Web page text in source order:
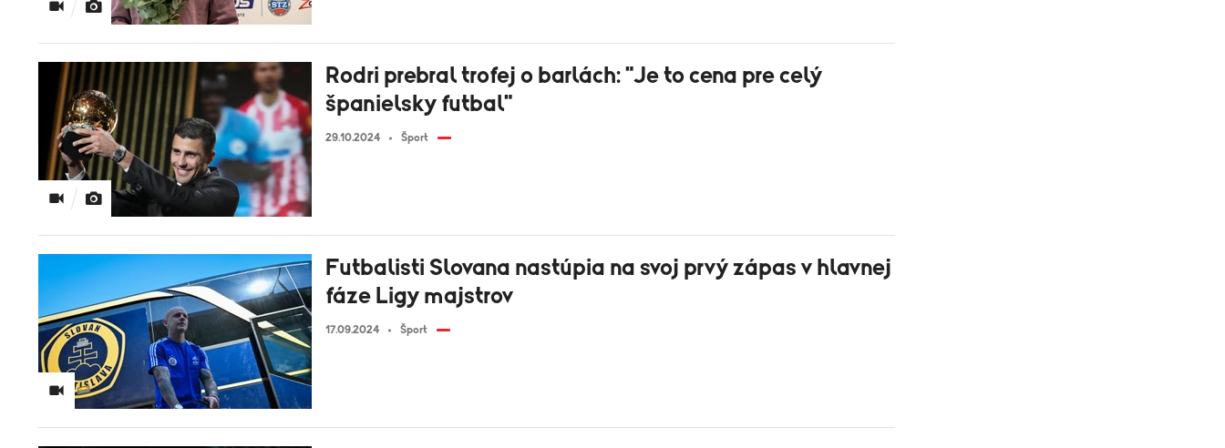
Rodri prebral trofej o barlách: "Je to cena pre celý
španielsky futbal"
29.10.2024 Šport
Futbalisti Slovana nastúpia na svoj prvý zápas v hlavnej
fáze Ligy majstrov
17.09.2024 Šport